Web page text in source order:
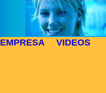
EMPRESA VIDEOS